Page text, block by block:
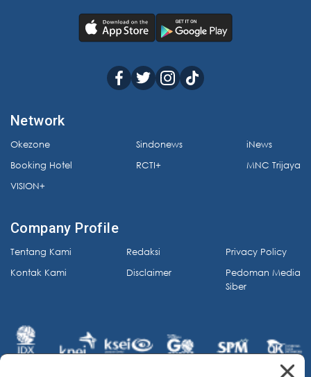
Network
Okezone
Booking Hotel
VISION+
Sindonews
RCTI+
iNews
MNC Trijaya
Company Profile
Tentang Kami
Kontak Kami
Redaksi
Disclaimer
Privacy Policy
Pedoman Media
Siber